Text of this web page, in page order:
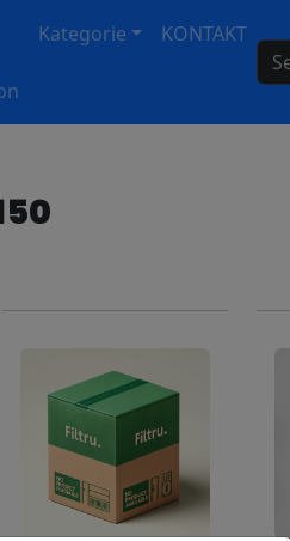
Kategorie
KONTAKT